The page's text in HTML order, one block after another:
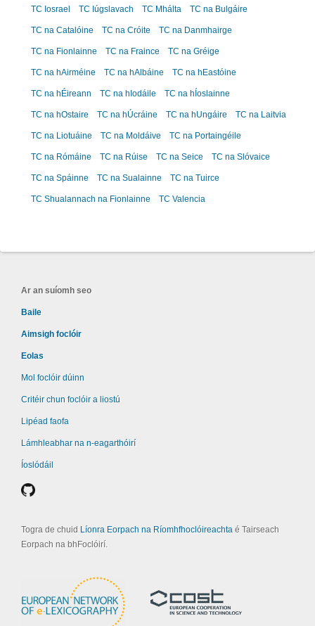
TC Iosrael TC Iúgslavach TC Mhálta TC na Bulgáire
TC na Catalóine TC na Cróite TC na Danmhairge
TC na Fionlainne TC na Fraince TC na Gréige
TC na hAirméine TC na hAlbáine TC na hEastóine
TC na hÉireann TC na hIodáile TC na hÍoslainne
TC na hOstaire TC na hÚcráine TC na hUngáire TC na Laitvia
TC na Liotuáine TC na Moldáive TC na Portaingéile
TC na Rómáine TC na Rúise TC na Seice TC na Slóvaice
TC na Spáinne TC na Sualainne TC na Tuirce
TC Shualannach na Fionlainne TC Valencia
Ar an suíomh seo
Baile
Aimsigh foclóir
Eolas
Mol foclóir dúinn
Critéir chun foclóir a liostú
Lipéad faofa
Lámhleabhar na n-eagarthóirí
Íoslódáil
Togra de chuid Líonra Eorpach na Ríomhfhoclóireachta é Tairseach
Eorpach na bhFoclóirí.